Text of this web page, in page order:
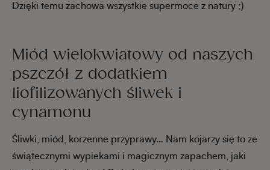
Dzięki temu zachowa wszystkie supermoce z natury ;)
Miód wielokwiatowy od naszych
pszczół z dodatkiem
liofilizowanych śliwek i
cynamonu
Śliwki, miód, korzenne przyprawy… Nam kojarzy się to ze
świątecznymi wypiekami i magicznym zapachem, jaki